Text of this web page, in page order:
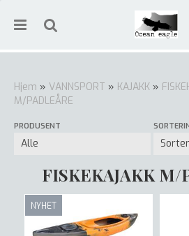
Hjem » VANNSPORT » KAJAKK »
M/PADLEÅRE
PRODUSENT
FISKEKAJAKK M/
NYHET